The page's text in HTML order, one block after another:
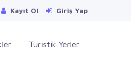
Kayıt Ol Giriş Yap
Turistik Yerler